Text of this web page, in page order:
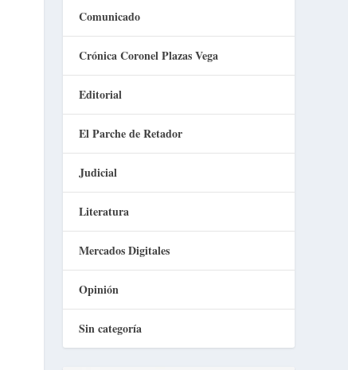
Comunicado
Crónica Coronel Plazas Vega
Editorial
El Parche de Retador
Judicial
Literatura
Mercados Digitales
Opinión
Sin categoría